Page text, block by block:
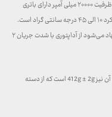
این پاوربانک در رنگ‌های مشکی و خاکستری کم‌رنگ با ظرفیت ۲۰۰۰۰ میلی آمپر دارای باتری
لیتیوم پلیمری نیز می‌باشد. همچنین دارای دمای عملکرد ۱۰ الی ۴۵ درجه سانتی گراد است.
مدت زمان شارژ این کالا حدود ۱۱ ساعت است که پیشنهاد می‌شود از آداپتوری با شدت جریان ۲
ابعاد این پاوربانک ۱۴۹.۲*۶۹.۱* ۲۷.۶ میلی‌متر و وزن آن نیز 412g ± 2g است که از دسته